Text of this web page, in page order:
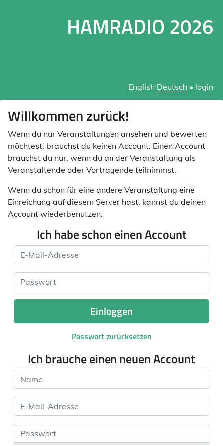
HAMRADIO 2026
English Deutsch • login
Willkommen zurück!
Wenn du nur Veranstaltungen ansehen und bewerten
möchtest, brauchst du keinen Account. Einen Account
brauchst du nur, wenn du an der Veranstaltung als
Veranstaltende oder Vortragende teilnimmst.
Wenn du schon für eine andere Veranstaltung eine
Einreichung auf diesem Server hast, kannst du deinen
Account wiederbenutzen.
Ich habe schon einen Account
E-Mail-Adresse
Passwort
Einloggen
Passwort zurücksetzen
Ich brauche einen neuen Account
Name
E-Mail-Adresse
Passwort